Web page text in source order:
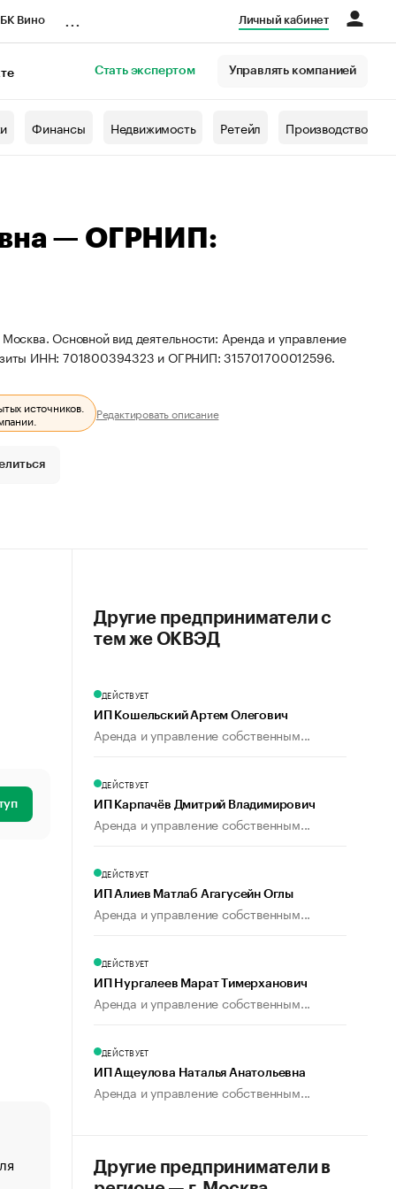
Вино Личный кабинет
Стать экспертом Управлять компанией
Финансы Недвижимость Ретейл Производство
— ОГРНИП:
Основной вид деятельности: Аренда и управление
ИНН: 701800394323 и ОГРНИП: 315701700012596.
источников.
Редактировать описание
«От спорта тело стареет иначе». Как живет глава
создавшей GTA
Другие предприниматели с
тем же ОКВЭД
ДЕЙСТВУЕТ
ИП Кошельский Артем Олегович
Аренда и управление собственным...
ДЕЙСТВУЕТ
ИП Карпачёв Дмитрий Владимирович
Аренда и управление собственным...
ДЕЙСТВУЕТ
ИП Алиев Матлаб Агагусейн Оглы
Аренда и управление собственным...
ДЕЙСТВУЕТ
ИП Нургалеев Марат Тимерханович
Аренда и управление собственным...
ДЕЙСТВУЕТ
ИП Ащеулова Наталья Анатольевна
Аренда и управление собственным...
Другие предприниматели в